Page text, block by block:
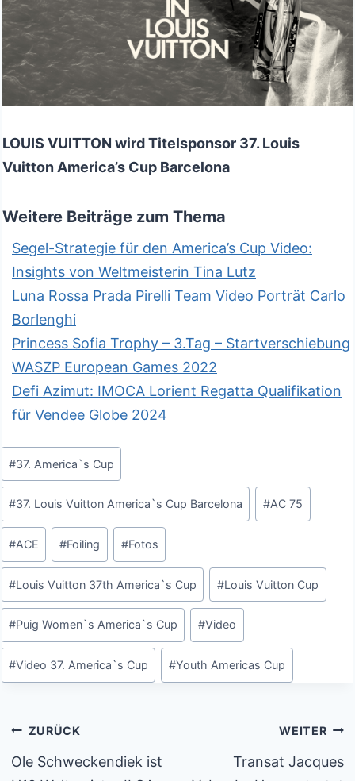
LOUIS VUITTON wird Titelsponsor 37. Louis
Vuitton America’s Cup Barcelona
Weitere Beiträge zum Thema
Segel-Strategie für den America’s Cup Video:
Insights von Weltmeisterin Tina Lutz
Luna Rossa Prada Pirelli Team Video Porträt Carlo
Borlenghi
Princess Sofia Trophy – 3.Tag – Startverschiebung
WASZP European Games 2022
Defi Azimut: IMOCA Lorient Regatta Qualifikation
für Vendee Globe 2024
Schlagworte:
#37. America`s Cup
#37. Louis Vuitton America`s Cup Barcelona #AC 75
#ACE #Foiling #Fotos
#Louis Vuitton 37th America`s Cup #Louis Vuitton Cup
#Puig Women`s America`s Cup #Video
#Video 37. America`s Cup #Youth Americas Cup
Beitragsnavigation
ZURÜCK
Ole Schweckendiek ist
WEITER
Transat Jacques